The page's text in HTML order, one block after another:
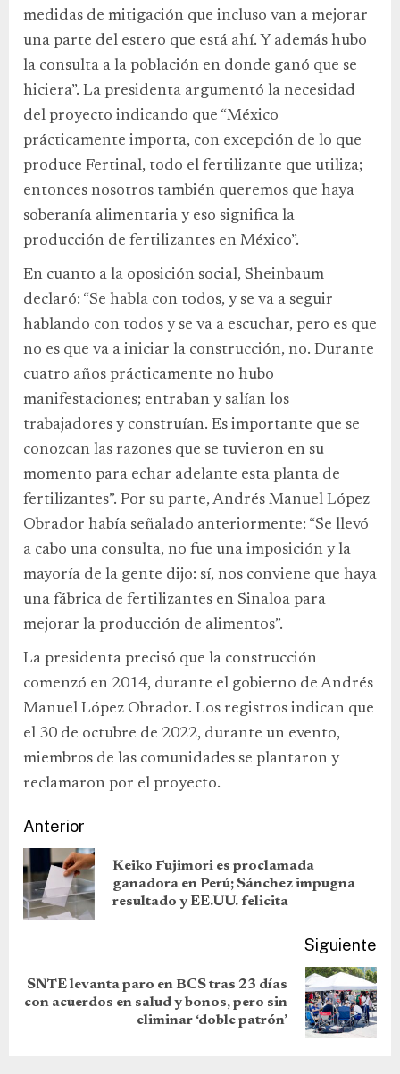
medidas de mitigación que incluso van a mejorar
una parte del estero que está ahí. Y además hubo
la consulta a la población en donde ganó que se
hiciera”. La presidenta argumentó la necesidad
del proyecto indicando que “México
prácticamente importa, con excepción de lo que
produce Fertinal, todo el fertilizante que utiliza;
entonces nosotros también queremos que haya
soberanía alimentaria y eso significa la
producción de fertilizantes en México”.
En cuanto a la oposición social, Sheinbaum
declaró: “Se habla con todos, y se va a seguir
hablando con todos y se va a escuchar, pero es que
no es que va a iniciar la construcción, no. Durante
cuatro años prácticamente no hubo
manifestaciones; entraban y salían los
trabajadores y construían. Es importante que se
conozcan las razones que se tuvieron en su
momento para echar adelante esta planta de
fertilizantes”. Por su parte, Andrés Manuel López
Obrador había señalado anteriormente: “Se llevó
a cabo una consulta, no fue una imposición y la
mayoría de la gente dijo: sí, nos conviene que haya
una fábrica de fertilizantes en Sinaloa para
mejorar la producción de alimentos”.
La presidenta precisó que la construcción
comenzó en 2014, durante el gobierno de Andrés
Manuel López Obrador. Los registros indican que
el 30 de octubre de 2022, durante un evento,
miembros de las comunidades se plantaron y
reclamaron por el proyecto.
Anterior
Keiko Fujimori es proclamada
ganadora en Perú; Sánchez impugna
resultado y EE.UU. felicita
Siguiente
SNTE levanta paro en BCS tras 23 días
con acuerdos en salud y bonos, pero sin
eliminar ‘doble patrón’